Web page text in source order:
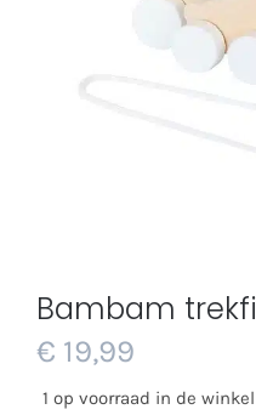
Bambam
€ 19,99
1 op voorraad in de